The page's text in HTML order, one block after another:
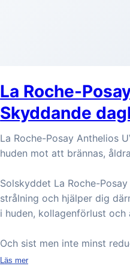
La Roche-
Skyddande
La Roche-Posay Anthelios
huden mot att brännas,
Solskyddet La Roche-
strålning och hjälper dig
i huden, kollagenförlust
Och sist men inte minst
Läs mer